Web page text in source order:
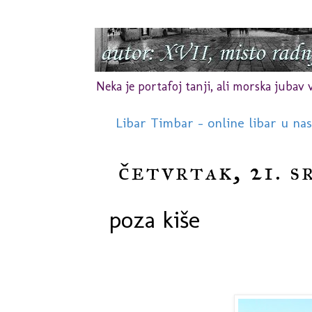
Neka je portafoj tanji, ali morska jubav
Libar Timbar - online libar u
četvrtak, 21.
poza kiše